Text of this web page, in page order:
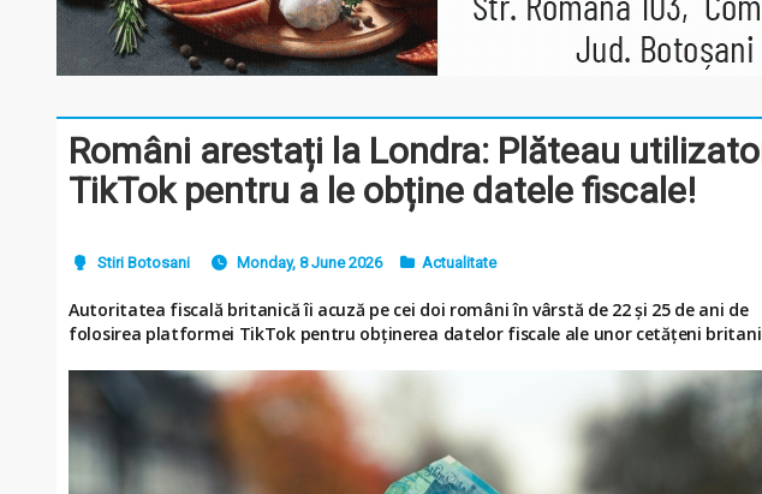
Români arestați la Londra: Plăteau
TikTok pentru a le obține datele fiscale!
Stiri Botosani Monday, 8 June 2026 Actualitate
Autoritatea fiscală britanică îi acuză pe cei doi români în vârstă de 22 și 25 de ani de
folosirea platformei TikTok pentru obținerea datelor fiscale ale unor cetățeni